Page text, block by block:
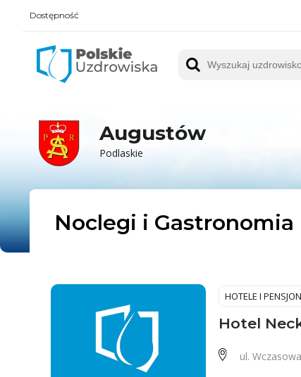
Dostępność
Augustów
Podlaskie
Noclegi i
HOTELE I
Hotel
ul.